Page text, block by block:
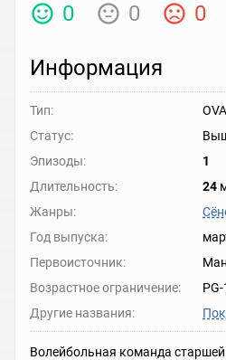
0 0 0
Информация
Тип:
OVA
Статус:
Эпизоды:
1
Длительность:
24
Жанры:
Год выпуска:
Первоисточник:
Возрастное ограничение:
Другие названия:
Волейбольная команда